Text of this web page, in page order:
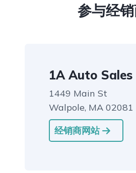
参与经
1A Auto Sales
1449 Main St
Walpole, MA 02081
经销商网站